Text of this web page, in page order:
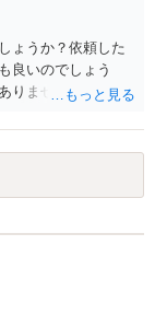
ょうか？依頼した
良いのでしょう
はありませんか？
弁護士会に相談さ
塞で倒れたようで
判断で復代理を
かという問題もあ